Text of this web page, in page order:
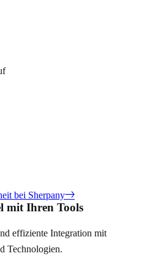
bei Sherpany
mit Ihren Tools
effiziente Integration mit
Technologien.